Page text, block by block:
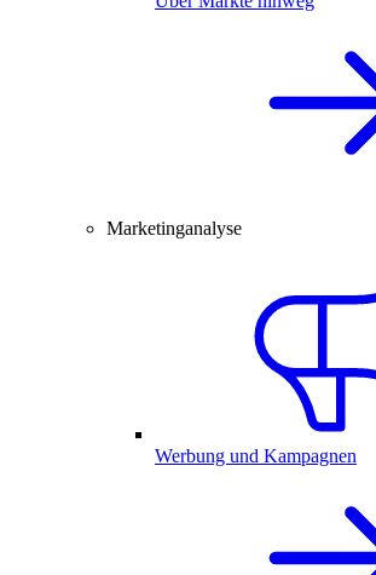
Marketinganalyse
Werbung und Kampagnen